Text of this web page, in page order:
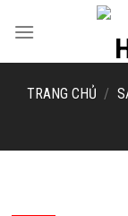
TRANG CHỦ /